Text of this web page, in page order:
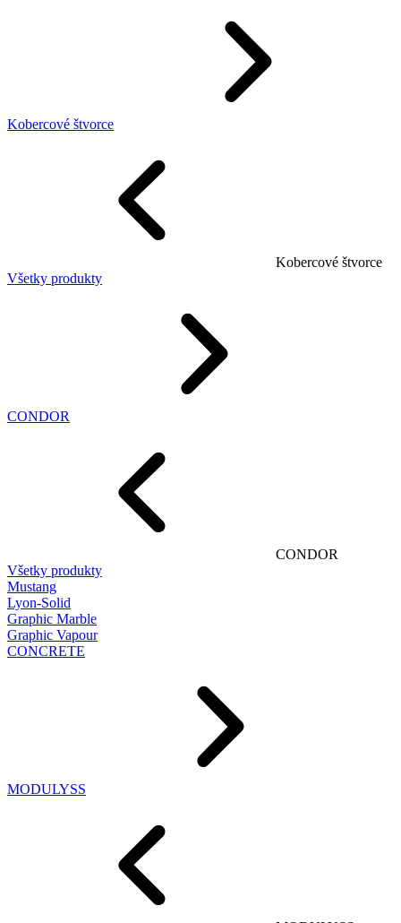
Kobercové štvorce
Kobercové štvorce
Všetky produkty
CONDOR
CONDOR
Všetky produkty
Mustang
Lyon-Solid
Graphic Marble
Graphic Vapour
CONCRETE
MODULYSS